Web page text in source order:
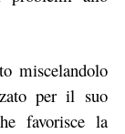
miscelandolo
per il suo
favorisce la